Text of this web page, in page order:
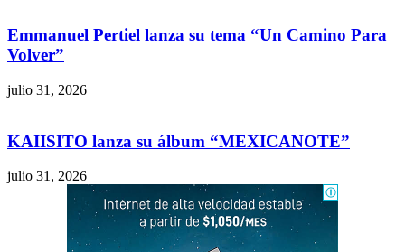
Emmanuel Pertiel lanza su tema “Un Camino Para
Volver”
julio 31, 2026
KAIISITO lanza su álbum “MEXICANOTE”
julio 31, 2026